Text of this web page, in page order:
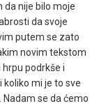
da nije bilo moje
da svoje
putem se zato
novim tekstom
podrkše i
mi je to sve
Nadam se da ćemo